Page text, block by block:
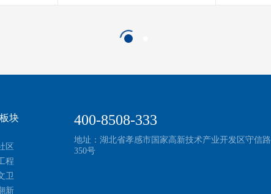
块
区
程
卫
新
400-8508-333
地址：湖北省孝感市国家高新技术产业开发区守信路
350号